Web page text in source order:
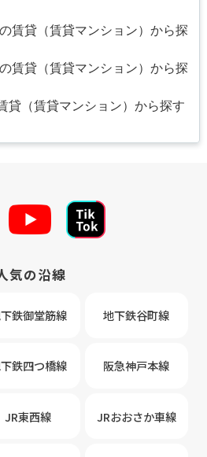
賃貸（賃貸マンション）から探
賃貸（賃貸マンション）から探
貸（賃貸マンション）から探す
気の沿線
鉄御堂筋線 地下鉄谷町線
鉄四つ橋線 阪急神戸本線
JR東西線 JRおおさか車線